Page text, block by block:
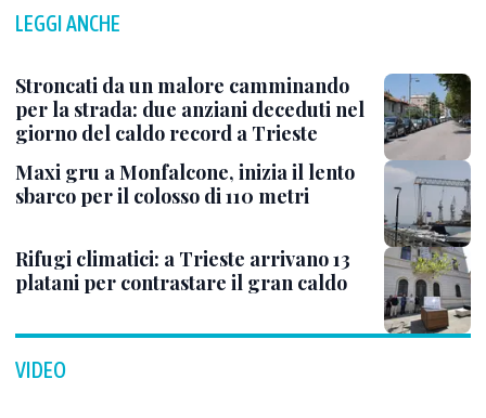
LEGGI ANCHE
Stroncati da un malore camminando
per la strada: due anziani deceduti nel
giorno del caldo record a Trieste
Maxi gru a Monfalcone, inizia il lento
sbarco per il colosso di 110 metri
Rifugi climatici: a Trieste arrivano 13
platani per contrastare il gran caldo
VIDEO